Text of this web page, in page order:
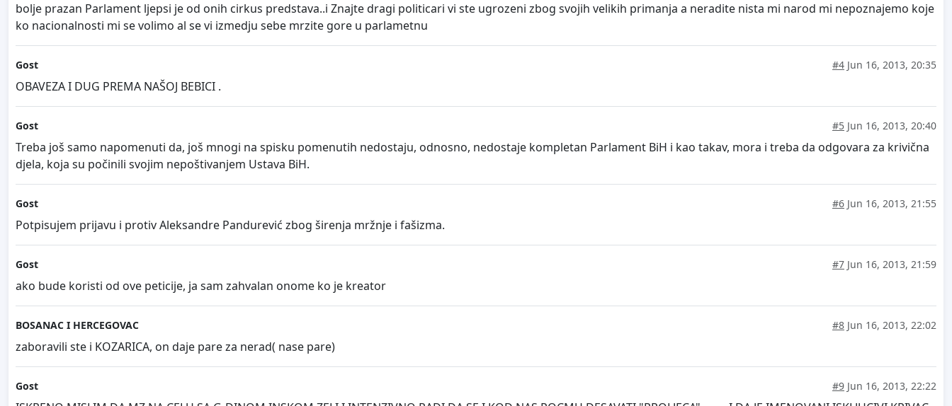
bolje prazan Parlament ljepsi je od onih cirkus predstava..i Znajte dragi politicari vi ste ugrozeni zbog svojih velikih primanja a neradite nista mi narod mi nepoznajemo koje
ko nacionalnosti mi se volimo al se vi izmedju sebe mrzite gore u parlametnu
Gost #4 Jun 16, 2013, 20:35
OBAVEZA I DUG PREMA NAŠOJ BEBICI .
Gost #5 Jun 16, 2013, 20:40
Treba još samo napomenuti da, još mnogi na spisku pomenutih nedostaju, odnosno, nedostaje kompletan Parlament BiH i kao takav, mora i treba da odgovara za krivična
djela, koja su počinili svojim nepoštivanjem Ustava BiH.
Gost #6 Jun 16, 2013, 21:55
Potpisujem prijavu i protiv Aleksandre Pandurević zbog širenja mržnje i fašizma.
Gost #7 Jun 16, 2013, 21:59
ako bude koristi od ove peticije, ja sam zahvalan onome ko je kreator
BOSANAC I HERCEGOVAC #8 Jun 16, 2013, 22:02
zaboravili ste i KOZARICA, on daje pare za nerad( nase pare)
Gost #9 Jun 16, 2013, 22:22